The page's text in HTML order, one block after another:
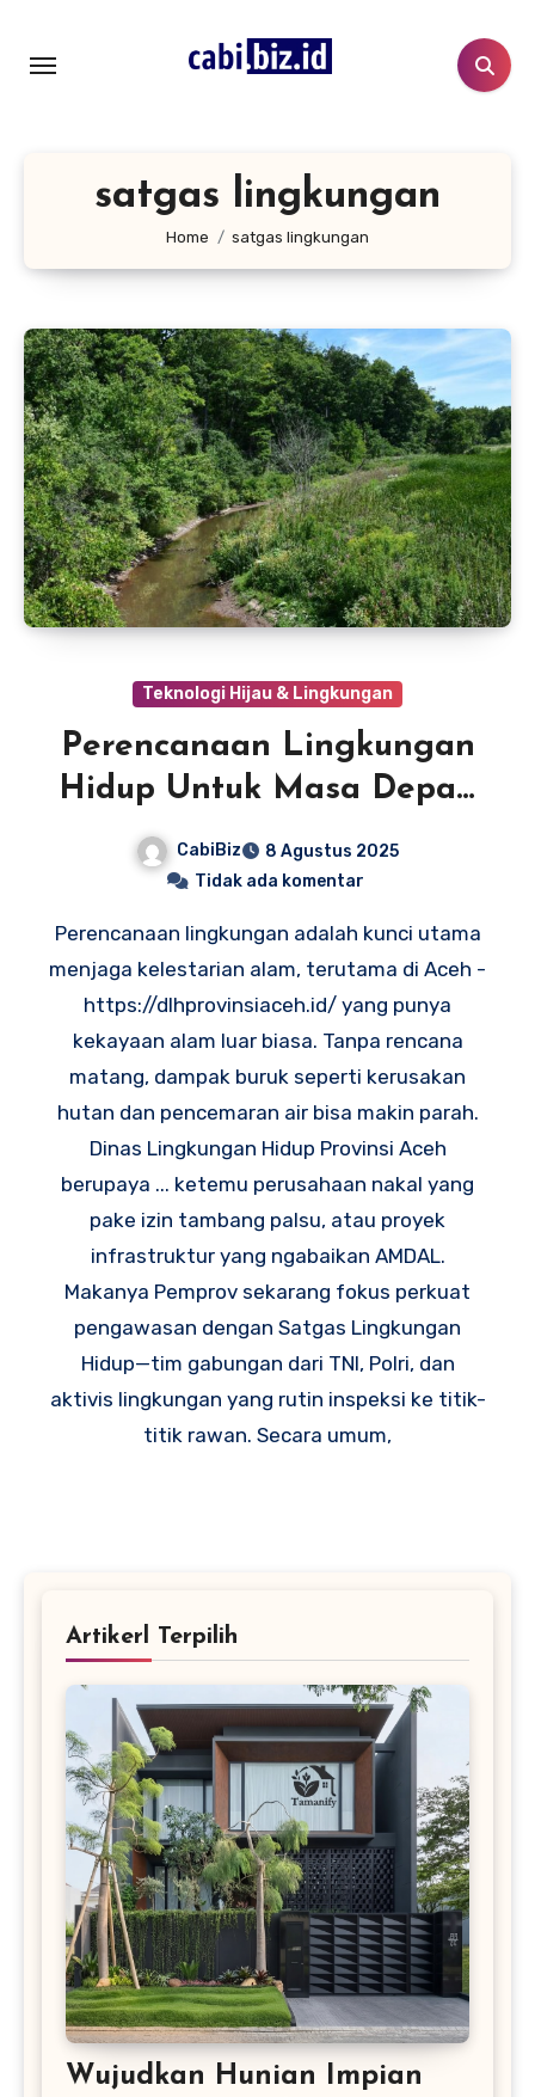
konten
satgas lingkungan
Home satgas lingkungan
Teknologi Hijau & Lingkungan
Perencanaan Lingkungan
Hidup Untuk Masa Depan
CabiBiz
8 Agustus 2025
Tidak ada komentar
Perencanaan lingkungan adalah kunci utama
menjaga kelestarian alam, terutama di Aceh -
https://dlhprovinsiaceh.id/ yang punya
kekayaan alam luar biasa. Tanpa rencana
matang, dampak buruk seperti kerusakan
hutan dan pencemaran air bisa makin parah.
Dinas Lingkungan Hidup Provinsi Aceh
berupaya ... ketemu perusahaan nakal yang
pake izin tambang palsu, atau proyek
infrastruktur yang ngabaikan AMDAL.
Makanya Pemprov sekarang fokus perkuat
pengawasan dengan Satgas Lingkungan
Hidup—tim gabungan dari TNI, Polri, dan
aktivis lingkungan yang rutin inspeksi ke titik-
titik rawan. Secara umum,
Artikerl Terpilih
Wujudkan Hunian Impian